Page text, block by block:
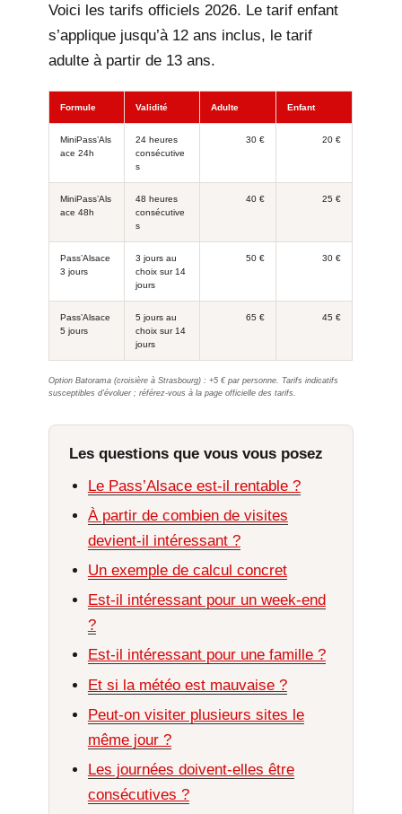
Voici les tarifs officiels 2026. Le tarif enfant
s’applique jusqu’à 12 ans inclus, le tarif
adulte à partir de 13 ans.
Formule Validité Adulte Enfant
MiniPass’Als
ace 24h
24 heures
consécutive
s
30 € 20 €
MiniPass’Als
ace 48h
48 heures
consécutive
s
40 € 25 €
Pass’Alsace
3 jours
3 jours au
choix sur 14
jours
50 € 30 €
Pass’Alsace
5 jours
5 jours au
choix sur 14
jours
65 € 45 €
Option Batorama (croisière à Strasbourg) : +5 € par personne. Tarifs indicatifs
susceptibles d’évoluer ; référez-vous à la page officielle des tarifs.
Les questions que vous vous posez
Le Pass’Alsace est-il rentable ?
À partir de combien de visites
devient-il intéressant ?
Un exemple de calcul concret
Est-il intéressant pour un week-end
?
Est-il intéressant pour une famille ?
Et si la météo est mauvaise ?
Peut-on visiter plusieurs sites le
même jour ?
Les journées doivent-elles être
consécutives ?